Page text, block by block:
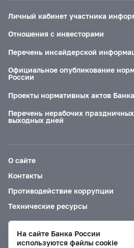
Личный кабинет участника
Отношения с инвесторами
Перечень инсайдерской
Официальное опубликование
России
Проекты нормативных актов
Перечень нерабочих
выходных дней
О сайте
Контакты
Противодействие коррупции
Технические ресурсы
Версия для слабовидящих
На сайте Банка России
используются файлы cookie